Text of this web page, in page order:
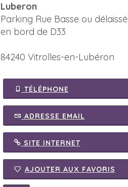
Luberon
Parking Rue Basse ou délaissé
en bord de D33
84240 Vitrolles-en-Lubéron
TÉLÉPHONE
ADRESSE EMAIL
SITE INTERNET
AJOUTER AUX FAVORIS